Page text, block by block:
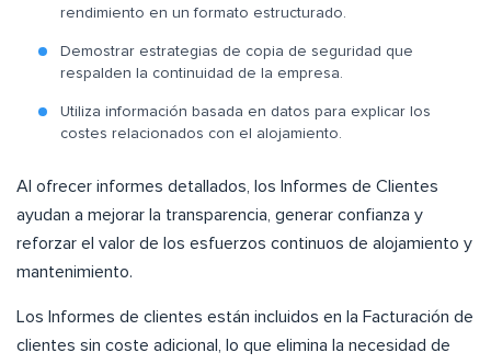
rendimiento en un formato estructurado.
Demostrar estrategias de copia de seguridad que
respalden la continuidad de la empresa.
Utiliza información basada en datos para explicar los
costes relacionados con el alojamiento.
Al ofrecer informes detallados, los Informes de Clientes
ayudan a mejorar la transparencia, generar confianza y
reforzar el valor de los esfuerzos continuos de alojamiento y
mantenimiento.
Los Informes de clientes están incluidos en la Facturación de
clientes sin coste adicional, lo que elimina la necesidad de